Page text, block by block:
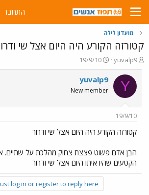
התחבר
מועדון לילה
קטורזה הקורע היה היום אצל שי
פ
ו
ת
ח
ה
ו
ש
א
yuvalp9
פ
ו
ר
ס
ם
ר
19/9/10
Y
yuvalp9
New member
19/9/10
קטורזה הקורע היה היום אצל שי ודרור
הבן אדם פשוט פצצת צחוק מהלכת על שתיים.
הקטעים שהיו איתו היום אצל שי ודרור
log in or register to reply here.